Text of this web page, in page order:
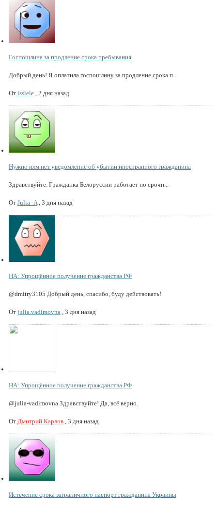
Госпошлина за продление срока пребывания
Добрый день! Я оплатила госпошлину за продление срока п...
От issiele 2 дня назад
Нужно илм нет уведомление об убытии иностранного гражданина
Здравствуйте. Гражданка Белоруссии работает по срочн...
От Julia_A 3 дня назад
НА: Упрощённое получение гражданства РФ
@dmitry3105 Добрый день, спасибо, буду действовать!
От julia.vadimovna 3 дня назад
НА: Упрощённое получение гражданства РФ
@julia-vadimovna Здравствуйте! Да, всё верно.
От Дмитрий Карлов 3 дня назад
Истечение срока заграничного паспорт гражданина Украины